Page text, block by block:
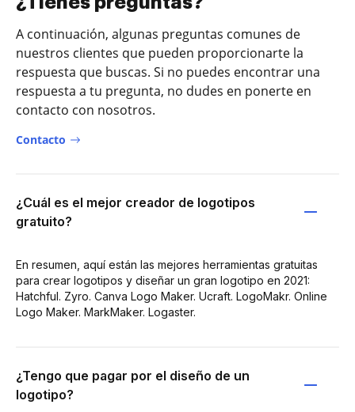
A continuación, algunas preguntas comunes de
nuestros clientes que pueden proporcionarte la
respuesta que buscas. Si no puedes encontrar una
respuesta a tu pregunta, no dudes en ponerte en
contacto con nosotros.
Contacto
¿Cuál es el mejor creador de logotipos
gratuito?
En resumen, aquí están las mejores herramientas gratuitas
para crear logotipos y diseñar un gran logotipo en 2021:
Hatchful. Zyro. Canva Logo Maker. Ucraft. LogoMakr. Online
Logo Maker. MarkMaker. Logaster.
¿Tengo que pagar por el diseño de un
logotipo?